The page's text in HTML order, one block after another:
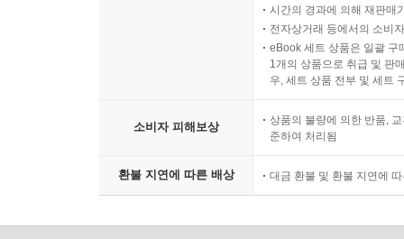
시간의 경과에 의해 재판매
전자상거래 등에서의 소비
eBook 세트 상품은 일괄 구
1개의 상품으로 취급 및 판
우, 세트 상품 전부 및 세트
소비자 피해보상
상품의 불량에 의한 반품,
준하여 처리됨
환불 지연에 따른 배상 대금 환불 및 환불 지연에